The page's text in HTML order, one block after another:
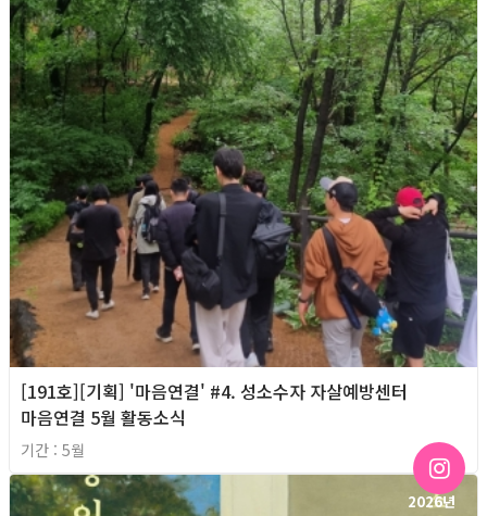
[191호][기획] '마음연결' #4. 성소수자 자살예방센터
마음연결 5월 활동소식
기간 : 5월
2026년